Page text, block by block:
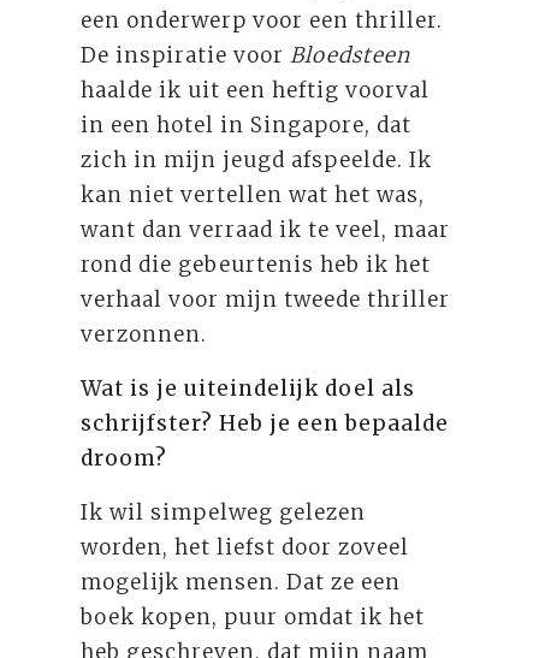
een onderwerp voor een thriller.
De inspiratie voorBloedsteen
haalde ik uit een heftig voorval
in een hotel in Singapore, dat
zich in mijn jeugd afspeelde. Ik
kan niet vertellen wat het was,
want dan verraad ik te veel, maar
rond die gebeurtenis heb ik het
verhaal voor mijn tweede thriller
verzonnen.
Wat is je uiteindelijk doel als
schrijfster? Heb je een bepaalde
droom?
Ik wil simpelweg gelezen
worden, het liefst door zoveel
mogelijk mensen. Dat ze een
boek kopen, puur omdat ik het
heb geschreven, dat mijn naam